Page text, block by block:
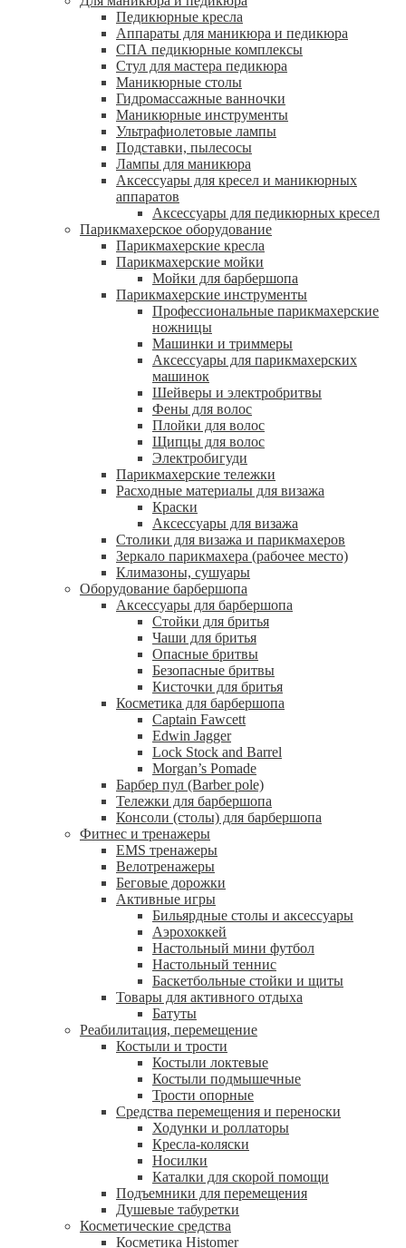
Педикюрные кресла
Аппараты для маникюра и педикюра
СПА педикюрные комплексы
Стул для мастера педикюра
Маникюрные столы
Гидромассажные ванночки
Маникюрные инструменты
Ультрафиолетовые лампы
Подставки, пылесосы
Лампы для маникюра
Аксессуары для кресел и маникюрных
аппаратов
Аксессуары для педикюрных кресел
Парикмахерское оборудование
Парикмахерские кресла
Парикмахерские мойки
Мойки для барбершопа
Парикмахерские инструменты
Профессиональные парикмахерские
ножницы
Машинки и триммеры
Аксессуары для парикмахерских
машинок
Шейверы и электробритвы
Фены для волос
Плойки для волос
Щипцы для волос
Электробигуди
Парикмахерские тележки
Расходные материалы для визажа
Краски
Аксессуары для визажа
Столики для визажа и парикмахеров
Зеркало парикмахера (рабочее место)
Климазоны, сушуары
Оборудование барбершопа
Аксессуары для барбершопа
Стойки для бритья
Чаши для бритья
Опасные бритвы
Безопасные бритвы
Кисточки для бритья
Косметика для барбершопа
Captain Fawcett
Edwin Jagger
Lock Stock and Barrel
Morgan’s Pomade
Барбер пул (Barber pole)
Тележки для барбершопа
Консоли (столы) для барбершопа
Фитнес и тренажеры
EMS тренажеры
Велотренажеры
Беговые дорожки
Активные игры
Бильярдные столы и аксессуары
Аэрохоккей
Настольный мини футбол
Настольный теннис
Баскетбольные стойки и щиты
Товары для активного отдыха
Батуты
Реабилитация, перемещение
Костыли и трости
Костыли локтевые
Костыли подмышечные
Трости опорные
Средства перемещения и переноски
Ходунки и роллаторы
Кресла-коляски
Носилки
Каталки для скорой помощи
Подъемники для перемещения
Душевые табуретки
Косметические средства
Косметика Histomer